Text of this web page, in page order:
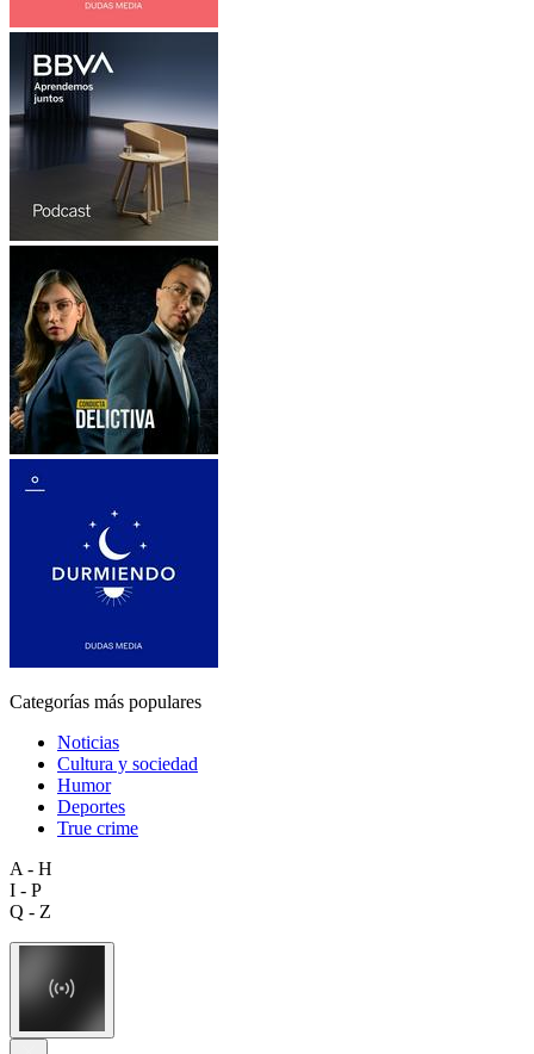
Categorías más populares
Noticias
Cultura y sociedad
Humor
Deportes
True crime
A - H
I - P
Q - Z